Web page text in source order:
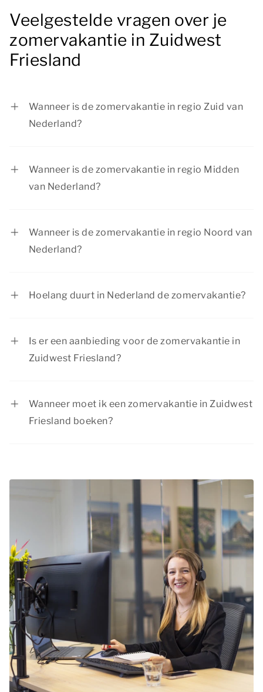
Veelgestelde vragen over je
zomervakantie in Zuidwest
Friesland
Wanneer is de zomervakantie in regio Zuid van
Nederland?
Wanneer is de zomervakantie in regio Midden
van Nederland?
Wanneer is de zomervakantie in regio Noord van
Nederland?
Hoelang duurt in Nederland de zomervakantie?
Is er een aanbieding voor de zomervakantie in
Zuidwest Friesland?
Wanneer moet ik een zomervakantie in Zuidwest
Friesland boeken?
populairste periodes om op vakantie te gaan.
zomervakantie in Zuidwest Friesland te boeken.